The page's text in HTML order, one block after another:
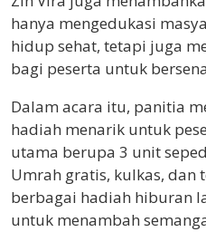
hanya mengedukasi
hidup sehat, tetapi juga
bagi peserta untuk
Dalam acara itu, panitia
hadiah menarik untuk
utama berupa 3 unit
Umrah gratis, kulkas, dan
berbagai hadiah hiburan
untuk menambah